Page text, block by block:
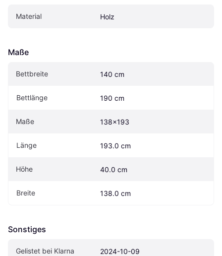
Material Holz
Maße
Bettbreite 140 cm
Bettlänge 190 cm
Maße 138x193
Länge 193.0 cm
Höhe 40.0 cm
Breite 138.0 cm
Sonstiges
Gelistet bei Klarna 2024-10-09